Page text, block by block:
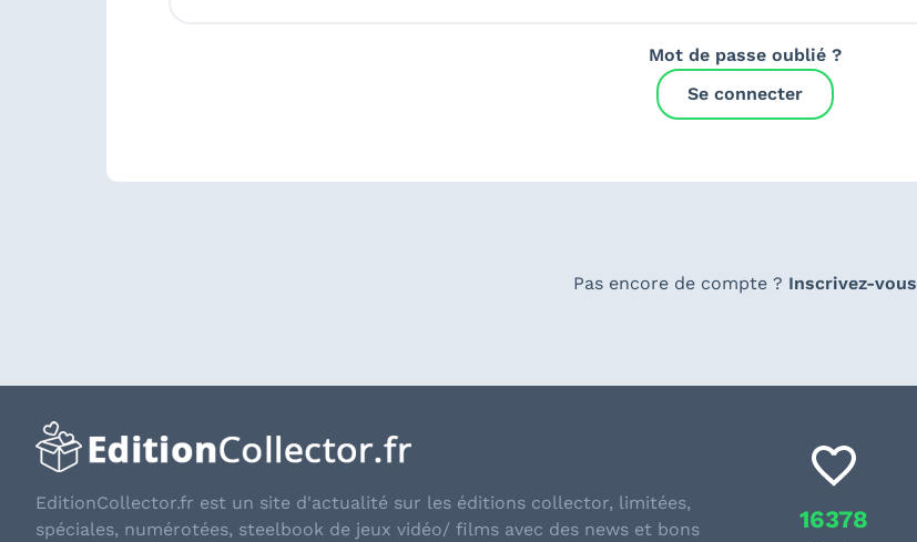
Mot de passe oublié ?
Se connecter
Pas encore de compte ? Inscrivez-vous
EditionCollector.fr est un site d'actualité sur les éditions collector, limitées,
spéciales, numérotées, steelbook de jeux vidéo/ films avec des news et bons
16378